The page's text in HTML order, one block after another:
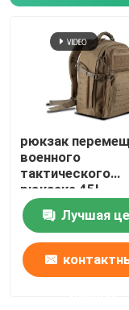
рюкзак
военного
тактического
рюкзака 45L
портативный
располагаясь
лагерем
Лучшая